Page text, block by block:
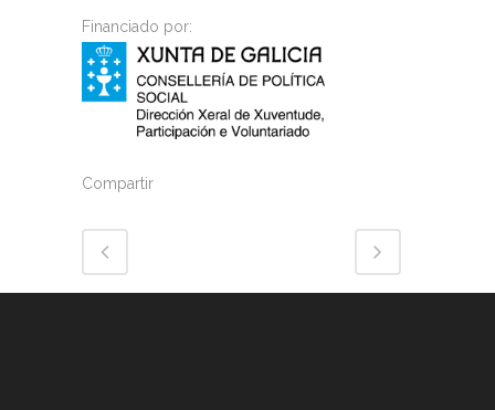
Financiado por:
Compartir